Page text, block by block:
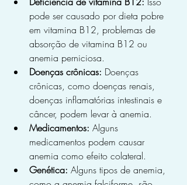
pode ser causado por dieta pobre
em vitamina B12, problemas de
absorção de vitamina B12 ou
anemia perniciosa.
Doenças crônicas: Doenças
crônicas, como doenças renais,
doenças inflamatórias intestinais e
câncer, podem levar à anemia.
Medicamentos: Alguns
medicamentos podem causar
anemia como efeito colateral.
Genética: Alguns tipos de anemia,